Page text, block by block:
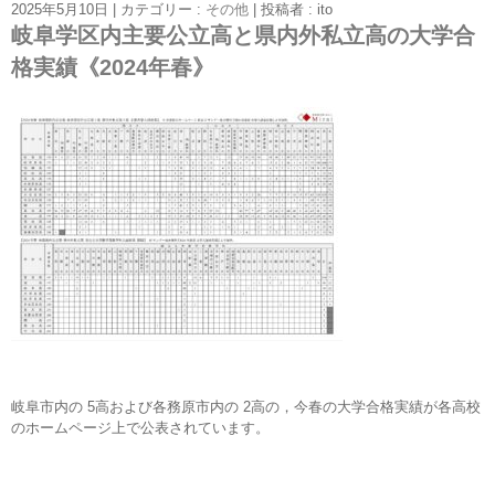
2025年5月10日 カテゴリー : その他 投稿者 : ito
岐阜学区内主要公立高と県内外私立高の大学合
格実績《2024年春》
岐阜市内の 5高および各務原市内の 2高の，今春の大学合格実績が各高校
のホームページ上で公表されています。